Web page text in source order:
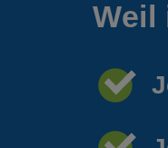
Weil